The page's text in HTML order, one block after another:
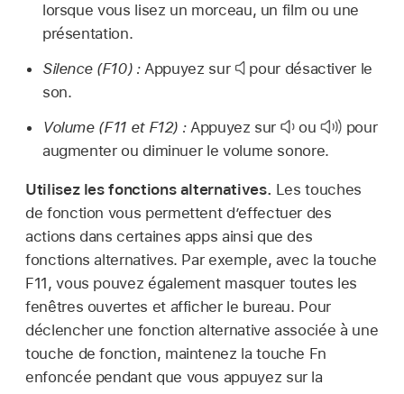
lorsque vous lisez un morceau, un film ou une
présentation.
Silence (F10) :Appuyez sur
pour désactiver le
son.
Volume (F11 et F12) :Appuyez sur ou
pour
augmenter ou diminuer le volume sonore.
Utilisez les fonctions alternatives. Les touches
de fonction vous permettent d’effectuer des
actions dans certaines apps ainsi que des
fonctions alternatives. Par exemple, avec la touche
F11, vous pouvez également masquer toutes les
fenêtres ouvertes et afficher le bureau. Pour
déclencher une fonction alternative associée à une
touche de fonction, maintenez la touche Fn
enfoncée pendant que vous appuyez sur la